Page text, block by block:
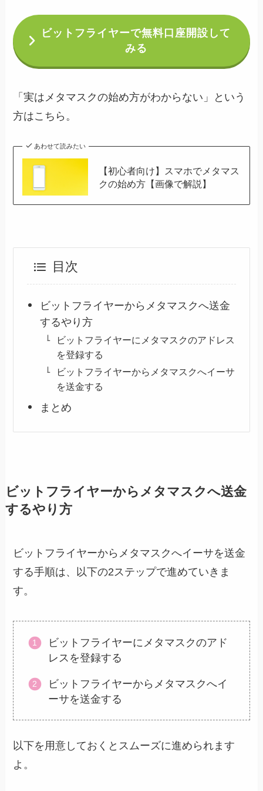
ビットフライヤーで無料口座開設して
みる
「実はメタマスクの始め方がわからない」という
方はこちら。
あわせて読みたい
【初心者向け】スマホでメタマス
クの始め方【画像で解説】
目次
ビットフライヤーからメタマスクへ送金
するやり方
ビットフライヤーにメタマスクのアドレス
を登録する
ビットフライヤーからメタマスクへイーサ
を送金する
まとめ
ビットフライヤーからメタマスクへ送金
するやり方
ビットフライヤーからメタマスクへイーサを送金
する手順は、以下の2ステップで進めていきま
す。
ビットフライヤーにメタマスクのアド
レスを登録する
ビットフライヤーからメタマスクへイ
ーサを送金する
以下を用意しておくとスムーズに進められます
よ。